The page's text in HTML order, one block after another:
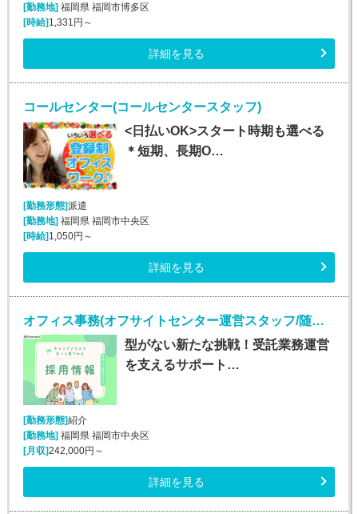
[勤務地]福岡県 福岡市博多区
[時給]1,331円～
詳細を見る
コールセンター(コールセンタースタッフ)
<日払いOK>スタート時期も選べる
＊短期、長期O…
[勤務形態]派遣
[勤務地] 福岡県 福岡市中央区
[時給] 1,050円～
詳細を見る
オフィス事務(オフサイトセンター運営スタッフ/随時入社/長期)
型がない新たな挑戦！受託業務運営
を支えるサポート…
[勤務形態]紹介
[勤務地] 福岡県 福岡市中央区
[月収]242,000円～
詳細を見る